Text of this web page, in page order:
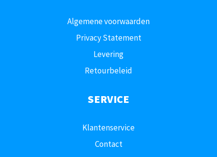
Algemene voorwaarden
Privacy Statement
Levering
Retourbeleid
SERVICE
Klantenservice
Contact